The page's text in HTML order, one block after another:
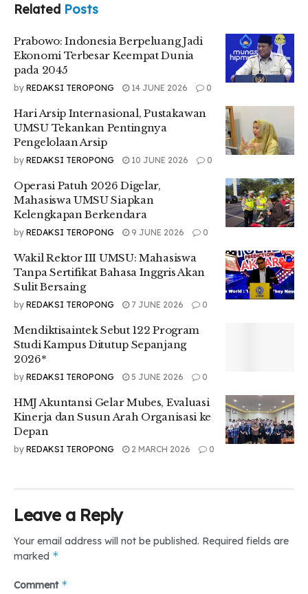
setiap Dusun Lingkungan pada dalam
Kecamatan Sunggal berlaku pada setiap
Dusun dalam Desa.
Kecamatan Percut Sei tuan berlaku di seluruh
dusun/lingkungan pada :
a) Kelurahan kenangan
b) Kelurahan kenangan baru
d) Bandar khalipah
e) Bandar Klippah
f) Desa Medan Estate
g) Desa Sambirejo timur
i) Desa Saentis
j) Desa Sampali
Related Posts
Prabowo: Indonesia Berpeluang Jadi Ekonomi
Terbesar Keempat Dunia pada 2045
Hari Arsip Internasional, Pustakawan UMSU
Tekankan Pentingnya Pengelolaan Arsip
Operasi Patuh 2026 Digelar, Mahasiswa UMSU
Siapkan Kelengkapan Berkendara
Related Posts
Prabowo: Indonesia Berpeluang Jadi
Ekonomi Terbesar Keempat Dunia
pada 2045
by REDAKSI TEROPONG 14 JUNE 2026 0
Hari Arsip Internasional, Pustakawan
UMSU Tekankan Pentingnya
Pengelolaan Arsip
by REDAKSI TEROPONG 10 JUNE 2026 0
Operasi Patuh 2026 Digelar,
Mahasiswa UMSU Siapkan
Kelengkapan Berkendara
by REDAKSI TEROPONG 9 JUNE 2026 0
Wakil Rektor III UMSU: Mahasiswa
Tanpa Sertifikat Bahasa Inggris Akan
Sulit Bersaing
by REDAKSI TEROPONG 7 JUNE 2026 0
Mendiktisaintek Sebut 122 Program
Studi Kampus Ditutup Sepanjang
2026*
by REDAKSI TEROPONG 5 JUNE 2026 0
HMJ Akuntansi Gelar Mubes, Evaluasi
Kinerja dan Susun Arah Organisasi ke
Depan
by REDAKSI TEROPONG 2 MARCH 2026 0
Leave a Reply
Your email address will not be published. Required fields are
marked *
Comment *